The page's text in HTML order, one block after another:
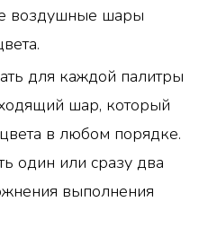
воздушные шары
для каждой палитры
шар, который
в любом порядке.
один или сразу два
выполнения